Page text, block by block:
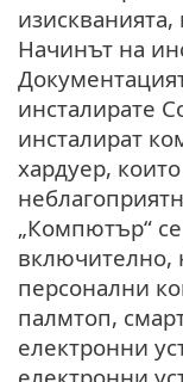
Начинът на
инсталирате
инсталират
хардуер,
„Компютър“
включително,
персонални
палмтоп,
електронни